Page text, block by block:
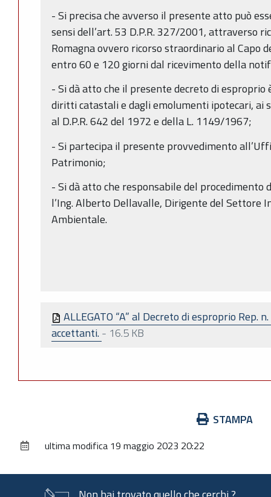
- Si precisa che avverso il presente atto può
sensi dell’art. 53 D.P.R. 327/2001, attraverso
Romagna ovvero ricorso straordinario al Capo
entro 60 e 120 giorni dal ricevimento della
- Si dà atto che il presente decreto di esproprio
diritti catastali e dagli emolumenti ipotecari, ai
al D.P.R. 642 del 1972 e della L. 1149/1967;
- Si partecipa il presente provvedimento
Patrimonio;
- Si dà atto che responsabile del procedimento
l’Ing. Alberto Dellavalle, Dirigente del
Ambientale.
ALLEGATO “A” al Decreto di esproprio
accettanti.- 16.5 KB
documento
STAMPA
ultima modifica 19 maggio 2023 20:22